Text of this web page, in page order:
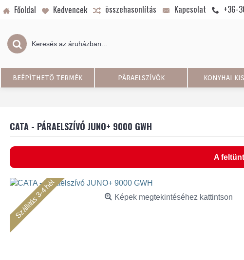
Főoldal Kedvencek összehasonlítás Kapcsolat +36-
BEÉPÍTHETŐ TERMÉK PÁRAELSZÍVÓK KONYHAI
CATA - PÁRAELSZÍVÓ JUNO+ 9000 GWH
A
Szállítás 3-4 hét Képek megtekintéséhez kattintson